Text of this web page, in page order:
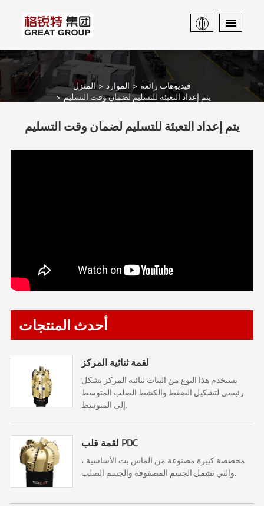
المنزل الموارد
فيديوهات رائعة
يتم إعداد التعبئة للتسليم لضمان وقت التسليم
يتم إعداد التعبئة للتسليم لضمان وقت التسليم
أحدث المنتجات
لقمة ثنائية المركز
يستخدم هذا النوع من البتات ثنائية المركز بشكل
رئيسي لتشكيل الضغط والكشط الصلب المتوسط
إلى المتوسط.
لقمة قلب PDC
مخصصة كبيرة مصنوعة من الماس بت الأساسية ،
والتي تشمل الجسم المصفوفة والجسم الصلب.